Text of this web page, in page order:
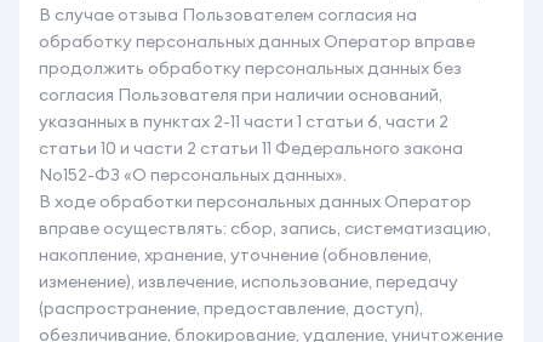
В случае отзыва Пользователем согласия на
обработку персональных данных Оператор вправе
продолжить обработку персональных данных без
согласия Пользователя при наличии оснований,
указанных в пунктах 2-11 части 1 статьи 6, части 2
статьи 10 и части 2 статьи 11 Федерального закона
No152-ФЗ «О персональных данных».
В ходе обработки персональных данных Оператор
вправе осуществлять: сбор, запись, систематизацию,
накопление, хранение, уточнение (обновление,
изменение), извлечение, использование, передачу
(распространение, предоставление, доступ),
обезличивание, блокирование, удаление, уничтожение